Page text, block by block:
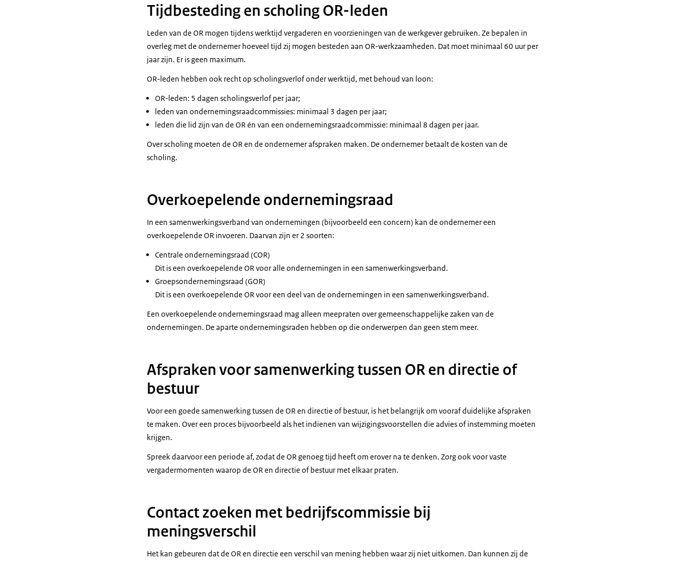
Tijdbesteding en scholing OR-leden
Leden van de OR mogen tijdens werktijd vergaderen en voorzieningen van de werkgever gebruiken. Ze bepalen in
overleg met de ondernemer hoeveel tijd zij mogen besteden aan OR-werkzaamheden. Dat moet minimaal 60 uur per
jaar zijn. Er is geen maximum.
OR-leden hebben ook recht op scholingsverlof onder werktijd, met behoud van loon:
OR-leden: 5 dagen scholingsverlof per jaar;
leden van ondernemingsraadcommissies: minimaal 3 dagen per jaar;
leden die lid zijn van de OR én van een ondernemingsraadcommissie: minimaal 8 dagen per jaar.
Over scholing moeten de OR en de ondernemer afspraken maken. De ondernemer betaalt de kosten van de
scholing.
Overkoepelende ondernemingsraad
In een samenwerkingsverband van ondernemingen (bijvoorbeeld een concern) kan de ondernemer een
overkoepelende OR invoeren. Daarvan zijn er 2 soorten:
Centrale ondernemingsraad (COR)
Dit is een overkoepelende OR voor alle ondernemingen in een samenwerkingsverband.
Groepsondernemingsraad (GOR)
Dit is een overkoepelende OR voor een deel van de ondernemingen in een samenwerkingsverband.
Een overkoepelende ondernemingsraad mag alleen meepraten over gemeenschappelijke zaken van de
ondernemingen. De aparte ondernemingsraden hebben op die onderwerpen dan geen stem meer.
Afspraken voor samenwerking tussen OR en directie of
bestuur
Voor een goede samenwerking tussen de OR en directie of bestuur, is het belangrijk om vooraf duidelijke afspraken
te maken. Over een proces bijvoorbeeld als het indienen van wijzigingsvoorstellen die advies of instemming moeten
krijgen.
Spreek daarvoor een periode af, zodat de OR genoeg tijd heeft om erover na te denken. Zorg ook voor vaste
vergadermomenten waarop de OR en directie of bestuur met elkaar praten.
Contact zoeken met bedrijfscommissie bij
meningsverschil
Het kan gebeuren dat de OR en directie een verschil van mening hebben waar zij niet uitkomen. Dan kunnen zij de